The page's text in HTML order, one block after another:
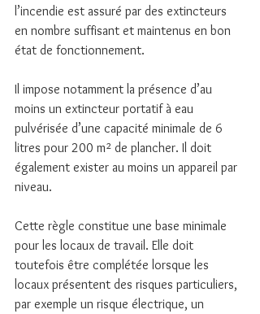
l’incendie est assuré par des extincteurs
en nombre suffisant et maintenus en bon
état de fonctionnement.
Il impose notamment la présence d’au
moins un extincteur portatif à eau
pulvérisée d’une capacité minimale de 6
litres pour 200 m² de plancher. Il doit
également exister au moins un appareil par
niveau.
Cette règle constitue une base minimale
pour les locaux de travail. Elle doit
toutefois être complétée lorsque les
locaux présentent des risques particuliers,
par exemple un risque électrique, un